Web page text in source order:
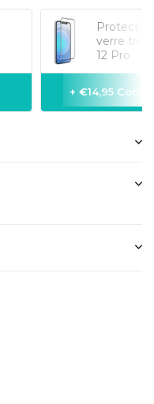
verre
12 Pro
+ €14,95